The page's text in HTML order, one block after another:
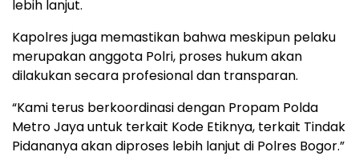
lebih lanjut.
Kapolres juga memastikan bahwa meskipun pelaku
merupakan anggota Polri, proses hukum akan
dilakukan secara profesional dan transparan.
“Kami terus berkoordinasi dengan Propam Polda
Metro Jaya untuk terkait Kode Etiknya, terkait Tindak
Pidananya akan diproses lebih lanjut di Polres Bogor.”